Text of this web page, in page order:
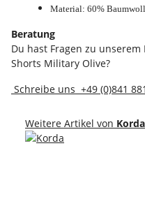
Material: 60%
Beratung
Du hast Fragen zu
Shorts Military Olive?
Schreibe uns +49 (0)841
Weitere Artikel von Korda